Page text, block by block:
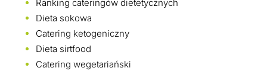
Ranking cateringów dietetycznych
Dieta sokowa
Catering ketogeniczny
Dieta sirtfood
Catering wegetariański